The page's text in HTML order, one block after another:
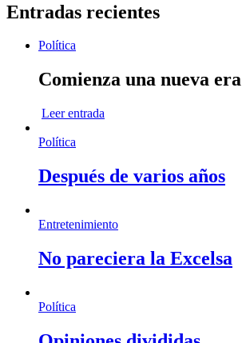
Entradas recientes
Política
Comienza una nueva era
Leer entrada
Política
Después de varios años
Entretenimiento
No pareciera la Excelsa
Política